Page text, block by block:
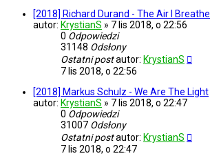
[2018] Richard Durand - The Air I Breathe
autor: KrystianS » 7 lis 2018, o 22:56
0 Odpowiedzi
31148 Odsłony
Ostatni postautor: KrystianS
7 lis 2018, o 22:56
[2018] Markus Schulz - We Are The Light
autor: KrystianS » 7 lis 2018, o 22:47
0 Odpowiedzi
31007 Odsłony
Ostatni postautor: KrystianS
7 lis 2018, o 22:47